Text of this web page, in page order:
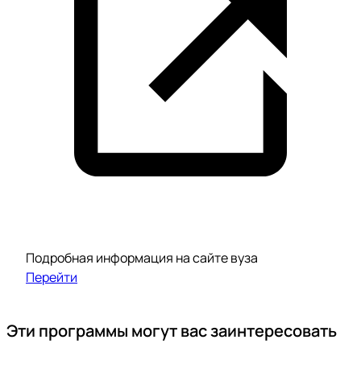
Подробная информация на сайте вуза
Перейти
Эти программы могут вас заинтересовать